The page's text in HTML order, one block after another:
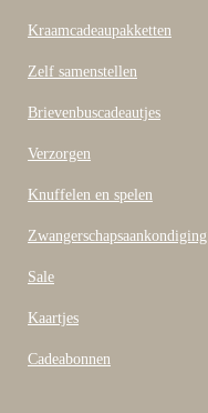
o
Kraamcadeaupakketten
Zelf samenstellen
Brievenbuscadeautjes
Verzorgen
Knuffelen en spelen
Zwangerschapsaankondiging
Sale
Kaartjes
Cadeabonnen